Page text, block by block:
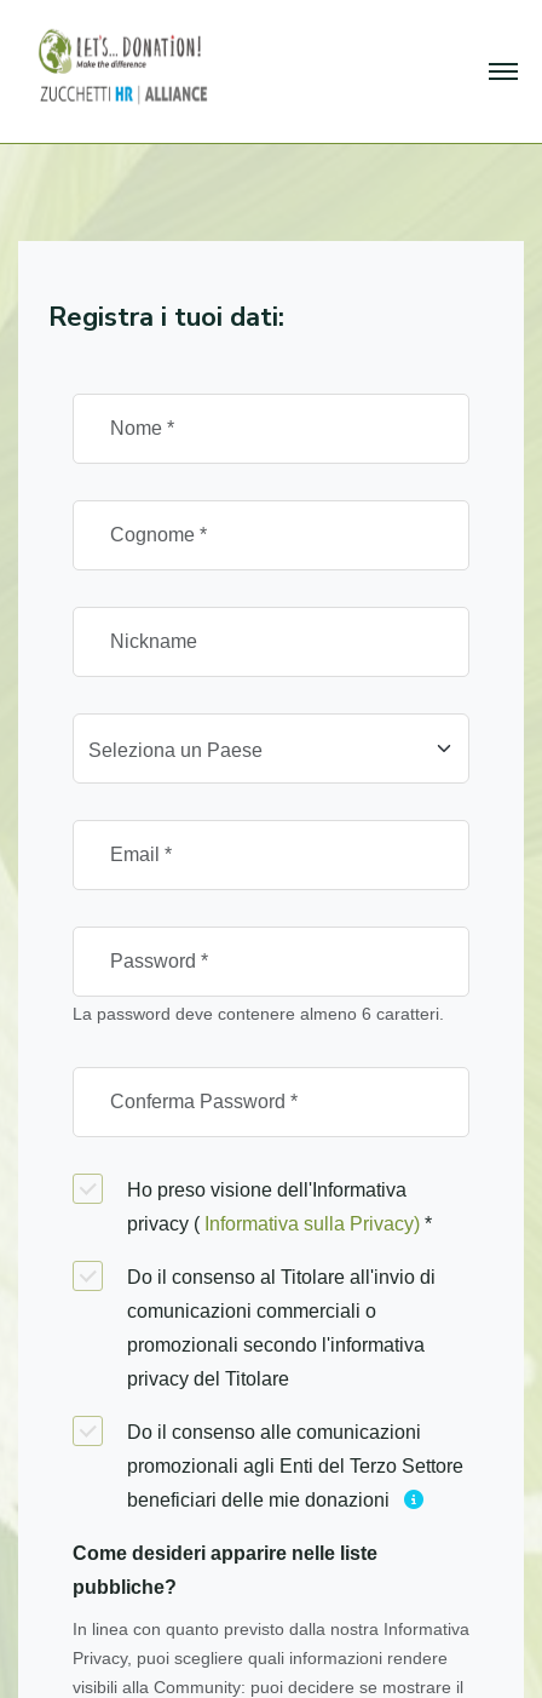
Registra i tuoi dati:
Seleziona un Paese
La password deve contenere almeno 6 caratteri.
Ho preso visione dell'Informativa
privacy ( Informativa sulla Privacy) *
Do il consenso al Titolare all'invio di
comunicazioni commerciali o
promozionali secondo l'informativa
privacy del Titolare
Do il consenso alle comunicazioni
promozionali agli Enti del Terzo Settore
beneficiari delle mie donazioni
Come desideri apparire nelle liste
pubbliche?
In linea con quanto previsto dalla nostra Informativa
Privacy, puoi scegliere quali informazioni rendere
visibili alla Community: puoi decidere se mostrare il